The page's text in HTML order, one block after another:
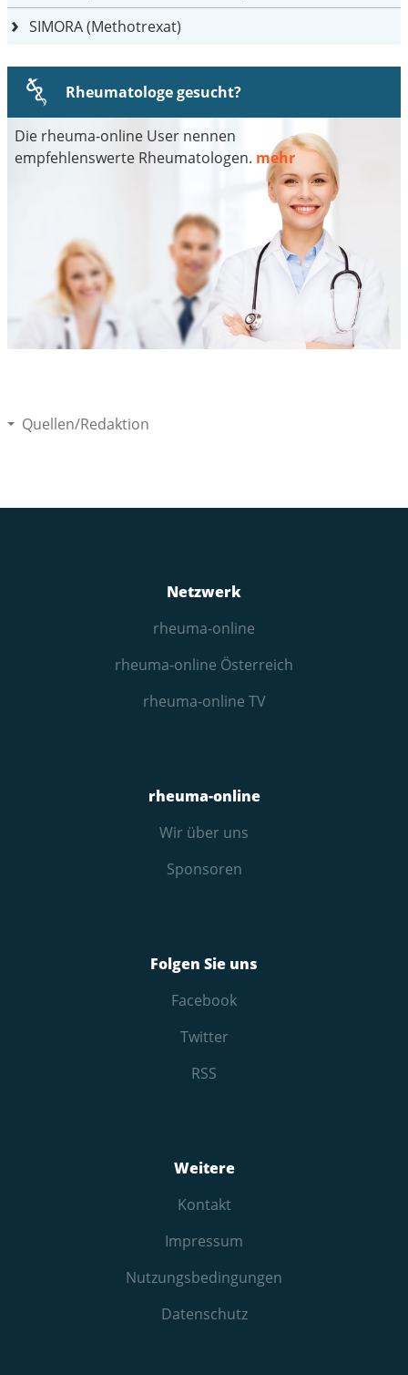
SIMORA (Methotrexat)
Rheumatologe gesucht?
Die rheuma-online User nennen
empfehlenswerte Rheumatologen. mehr
Quellen/Redaktion
Netzwerk
rheuma-online
rheuma-online Österreich
rheuma-online TV
rheuma-online
Wir über uns
Sponsoren
Folgen Sie uns
Facebook
Twitter
RSS
Weitere
Kontakt
Impressum
Nutzungs­bedingungen
Datenschutz